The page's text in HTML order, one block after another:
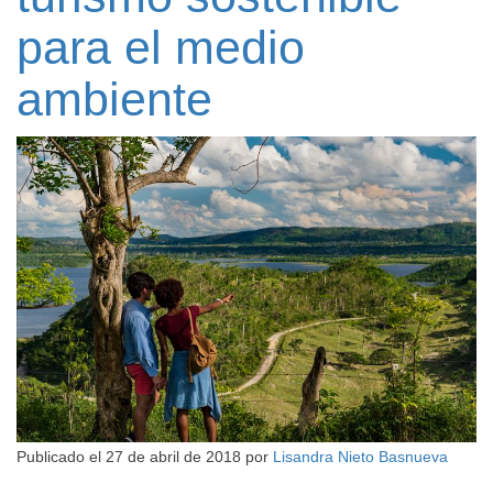
para el medio
ambiente
Publicado el 27 de abril de 2018 por Lisandra Nieto Basnueva